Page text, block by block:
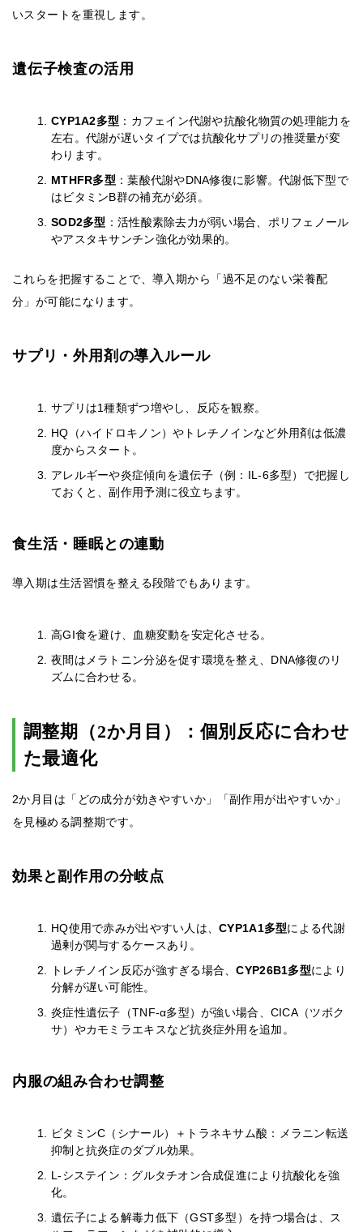
いスタートを重視します。
遺伝子検査の活用
CYP1A2多型 ：カフェイン代謝や抗酸化物質の処理能力を
左右。代謝が遅いタイプでは抗酸化サプリの推奨量が変
わります。
MTHFR多型 ：葉酸代謝やDNA修復に影響。代謝低下型で
はビタミンB群の補充が必須。
SOD2多型 ：活性酸素除去力が弱い場合、ポリフェノール
やアスタキサンチン強化が効果的。
これらを把握することで、導入期から「過不足のない栄養配
分」が可能になります。
サプリ・外用剤の導入ルール
サプリは1種類ずつ増やし、反応を観察。
HQ（ハイドロキノン）やトレチノインなど外用剤は低濃
度からスタート。
アレルギーや炎症傾向を遺伝子（例：IL-6多型）で把握し
ておくと、副作用予測に役立ちます。
食生活・睡眠との連動
導入期は生活習慣を整える段階でもあります。
高GI食を避け、血糖変動を安定化させる。
夜間はメラトニン分泌を促す環境を整え、DNA修復のリ
ズムに合わせる。
調整期（2か月目）：個別反応に合わせ
た最適化
2か月目は「どの成分が効きやすいか」「副作用が出やすいか」
を見極める調整期です。
効果と副作用の分岐点
HQ使用で赤みが出やすい人は、CYP1A1多型による代謝
過剰が関与するケースあり。
トレチノイン反応が強すぎる場合、CYP26B1多型により
分解が遅い可能性。
炎症性遺伝子（TNF-α多型）が強い場合、CICA（ツボク
サ）やカモミラエキスなど抗炎症外用を追加。
内服の組み合わせ調整
ビタミンC（シナール）＋トラネキサム酸：メラニン転送
抑制と抗炎症のダブル効果。
L-システイン：グルタチオン合成促進により抗酸化を強
化。
遺伝子による解毒力低下（GST多型）を持つ場合は、ス